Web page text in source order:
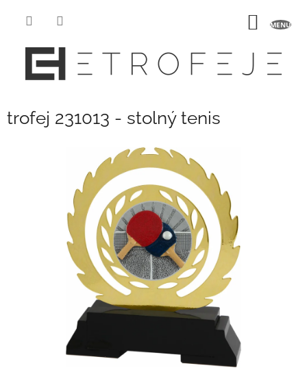
trofej 231013 - stolný tenis